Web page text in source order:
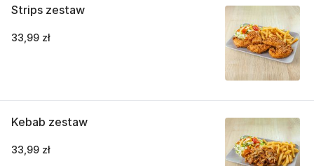
Strips zestaw
33,99 zł
Kebab zestaw
33,99 zł